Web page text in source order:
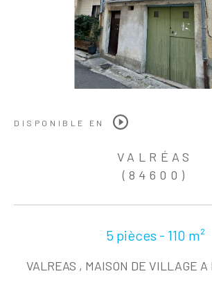
DISPONIBLE EN
VALRÉAS
(84600)
5 pièces - 110 m²
VALREAS , MAISON DE VILLAGE A